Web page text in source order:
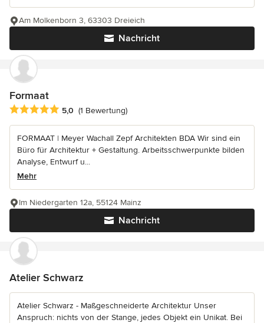
Nachricht
Am Molkenborn 3, 63303 Dreieich
Formaat
Durchschnittliche Bewertung: 5 von 5 Sternen
5,0 (1 Bewertung)
FORMAAT | Meyer Wachall Zepf Architekten BDA Wir sind ein
Büro für Architektur + Gestaltung. Arbeitsschwerpunkte bilden
Analyse, Entwurf u...
Mehr
Nachricht
Im Niedergarten 12a, 55124 Mainz
Atelier Schwarz
Atelier Schwarz - Maßgeschneiderte Architektur Unser
Anspruch: nichts von der Stange, jedes Objekt ein Unikat. Bei